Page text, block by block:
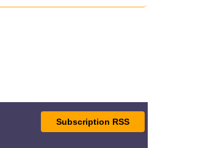
Subscription RSS